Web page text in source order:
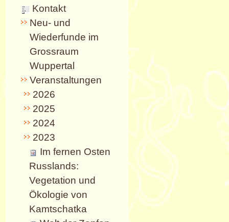
Kontakt
Neu- und
Wiederfunde im
Grossraum
Wuppertal
Veranstaltungen
2026
2025
2024
2023
Im fernen Osten
Russlands:
Vegetation und
Ökologie von
Kamtschatka